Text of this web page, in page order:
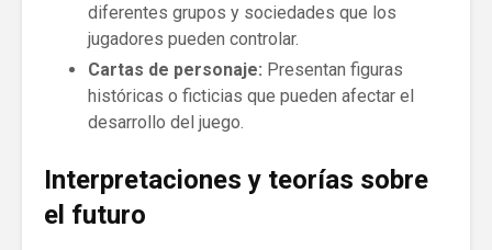
diferentes grupos y sociedades que los
jugadores pueden controlar.
Cartas de personaje: Presentan figuras
históricas o ficticias que pueden afectar el
desarrollo del juego.
Interpretaciones y teorías sobre
el futuro